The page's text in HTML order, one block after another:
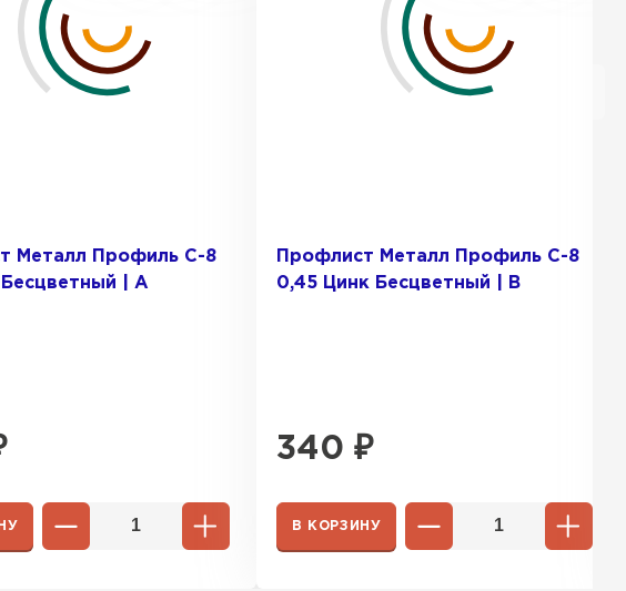
Металл Профиль С-8
| A
Профлист Металл Профиль С-8
0,45 Цинк Бесцветный | B
340 ₽
В КОРЗИНУ
ПЕРЕЙТИ